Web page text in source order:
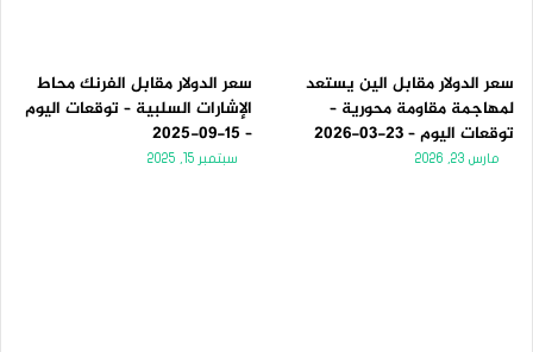
سعر الدولار مقابل الين يستعد
لمهاجمة مقاومة محورية –
توقعات اليوم – 23-03-2026
مارس 23, 2026
سعر الدولار مقابل الفرنك محاط
الإشارات السلبية – توقعات اليوم
– 15-09-2025
سبتمبر 15, 2025